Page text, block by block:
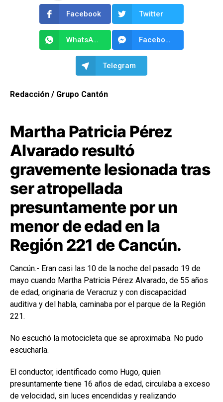
Facebook Twitter
WhatsApp Facebook Messenger
Telegram
Redacción / Grupo Cantón
Martha Patricia Pérez
Alvarado resultó
gravemente lesionada tras
ser atropellada
presuntamente por un
menor de edad en la
Región 221 de Cancún.
Cancún.- Eran casi las 10 de la noche del pasado 19 de
mayo cuando Martha Patricia Pérez Alvarado, de 55 años
de edad, originaria de Veracruz y con discapacidad
auditiva y del habla, caminaba por el parque de la Región
221.
No escuchó la motocicleta que se aproximaba. No pudo
escucharla.
El conductor, identificado como Hugo, quien
presuntamente tiene 16 años de edad, circulaba a exceso
de velocidad, sin luces encendidas y realizando